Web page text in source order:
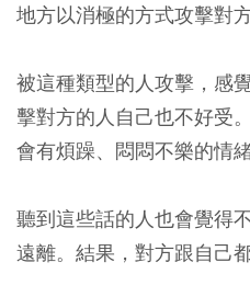
地方以消極的方式攻擊對方
被這種類型的人攻擊，感
擊對方的人自己也不好受
會有煩躁、悶悶不樂的情緒
聽到這些話的人也會覺得
遠離。結果，對方跟自己